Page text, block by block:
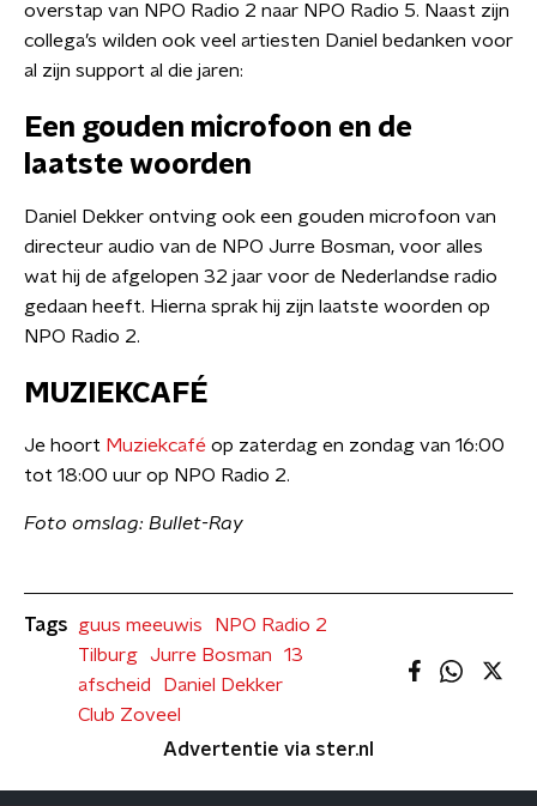
overstap van NPO Radio 2 naar NPO Radio 5. Naast zijn
collega’s wilden ook veel artiesten Daniel bedanken voor
al zijn support al die jaren:
Een gouden microfoon en de
laatste woorden
Daniel Dekker ontving ook een gouden microfoon van
directeur audio van de NPO Jurre Bosman, voor alles
wat hij de afgelopen 32 jaar voor de Nederlandse radio
gedaan heeft. Hierna sprak hij zijn laatste woorden op
NPO Radio 2.
MUZIEKCAFÉ
Je hoort Muziekcafé op zaterdag en zondag van 16:00
tot 18:00 uur op NPO Radio 2.
Foto omslag: Bullet-Ray
Tags guus meeuwis
NPO Radio 2
Tilburg
Jurre Bosman
13
afscheid
Daniel Dekker
Club Zoveel
Advertentie via ster.nl